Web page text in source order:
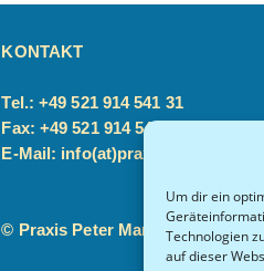
Um dir ein
Technologien
auf dieser
KONTAKT
Tel.: +49 521 914 541 31
Fax: +49 521 914 541 32
E-Mail: info(at)praxis-peter-
© Praxis Peter Manz 2022